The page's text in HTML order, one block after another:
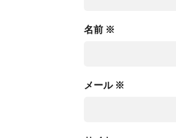
名前 ※
メール ※